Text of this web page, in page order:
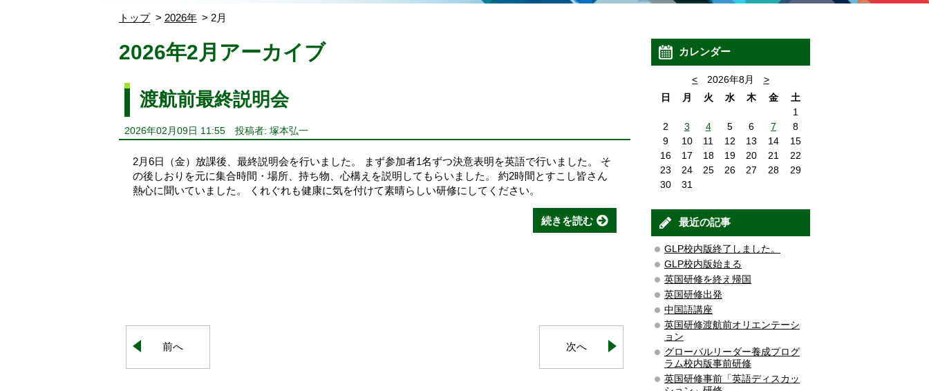
トップ 2026年 2月
2026年2月アーカイブ
渡航前最終説明会
2026年02月09日 11:55 投稿者: 塚本弘一
2月6日（金）放課後、最終説明会を行いました。 まず参加者1名ずつ決意表明を英語で行いました。 そ
の後しおりを元に集合時間・場所、持ち物、心構えを説明してもらいました。 約2時間とすこし皆さん
熱心に聞いていました。 くれぐれも健康に気を付けて素晴らしい研修にしてください。
続きを読む
前へ 次へ
カレンダー
< 2026年8月
>
日
月 火 水 木 金
土
1
2
3 4 5 6 7
8
9
10 11 12 13 14
15
16
17 18 19 20 21
22
23
24 25 26 27 28
29
30
31
最近の記事
GLP校内版終了しました。
GLP校内版始まる
英国研修を終え帰国
英国研修出発
中国語講座
英国研修渡航前オリエンテーシ
ョン
グローバルリーダー養成プログ
ラム校内版事前研修
英国研修事前「英語ディスカッ